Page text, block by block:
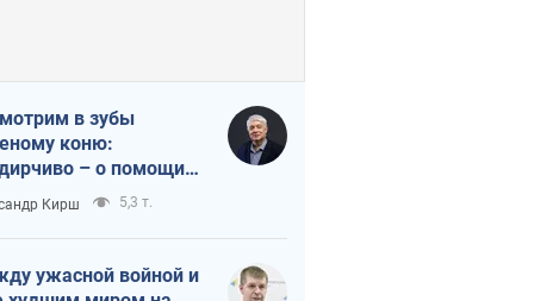
в зубы
коню:
– о помощи
Кирш 5,3 т.
ужасной войной и